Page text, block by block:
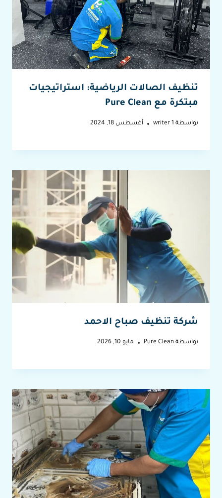
تنظيف الصالات الرياضية: استراتيجيات
مبتكرة مع Pure Clean
بواسطة writer 1 أغسطس 18, 2024
شركة تنظيف صباح الاحمد
بواسطة Pure Clean مايو 10, 2026